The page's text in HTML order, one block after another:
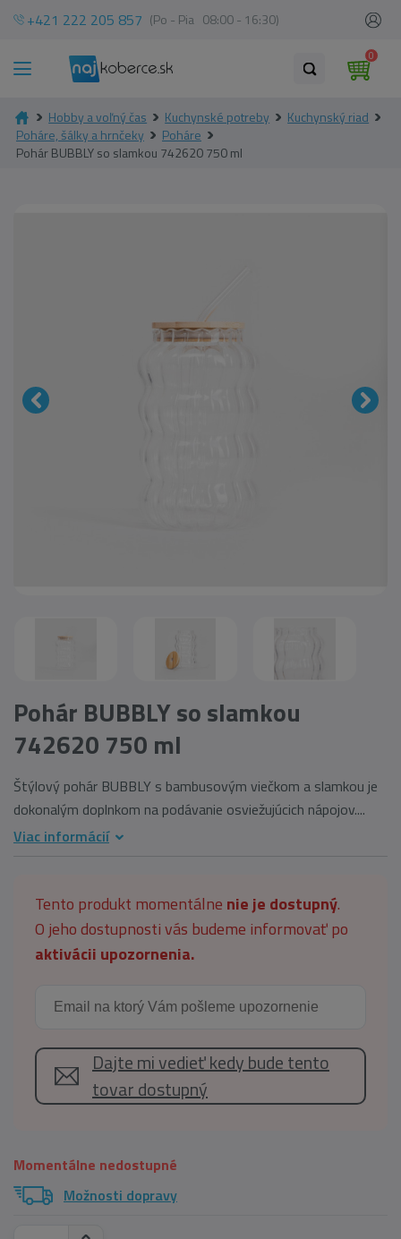
+421 222 205 857 (Po - Pia 08:00 - 16:30)
0
Hobby a voľný čas Kuchynské potreby
Kuchynský riad
Poháre, šálky a hrnčeky
Poháre
Pohár BUBBLY so slamkou 742620 750 ml
Pohár BUBBLY so slamkou
742620 750 ml
Štýlový pohár BUBBLY s bambusovým viečkom a slamkou je
dokonalým doplnkom na podávanie osviežujúcich nápojov....
Viac informácií
Tento produkt momentálne nie je dostupný.
O jeho dostupnosti vás budeme informovať po
aktivácii upozornenia.
Dajte mi vedieť kedy bude tento
tovar dostupný
Momentálne nedostupné
Možnosti dopravy